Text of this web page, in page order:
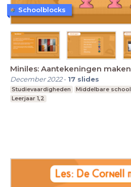
Miniles: Aantekeningen maken
December 2022- 17 slides
Studievaardigheden Middelbare school
Leerjaar 1,2
Schoolblocks